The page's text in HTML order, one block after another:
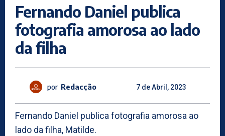
Fernando Daniel publica
fotografia amorosa ao lado
da filha
por Redacção 7 de Abril, 2023
Fernando Daniel publica fotografia amorosa ao
lado da filha, Matilde.